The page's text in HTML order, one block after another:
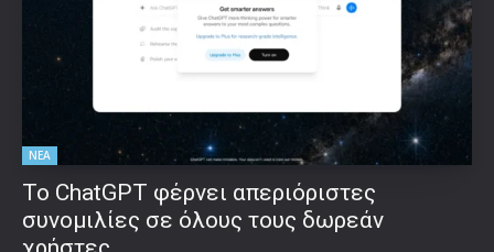
ΝΕΑ
Το ChatGPT φέρνει απεριόριστες
συνομιλίες σε όλους τους δωρεάν